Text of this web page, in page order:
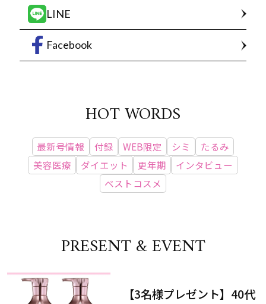
LINE
Facebook
HOT WORDS
最新号情報 付録 WEB限定 シミ
たるみ
美容医療
ダイエット 更年期
インタビュー
ベストコスメ
PRESENT & EVENT
【3名様プレゼント】40代